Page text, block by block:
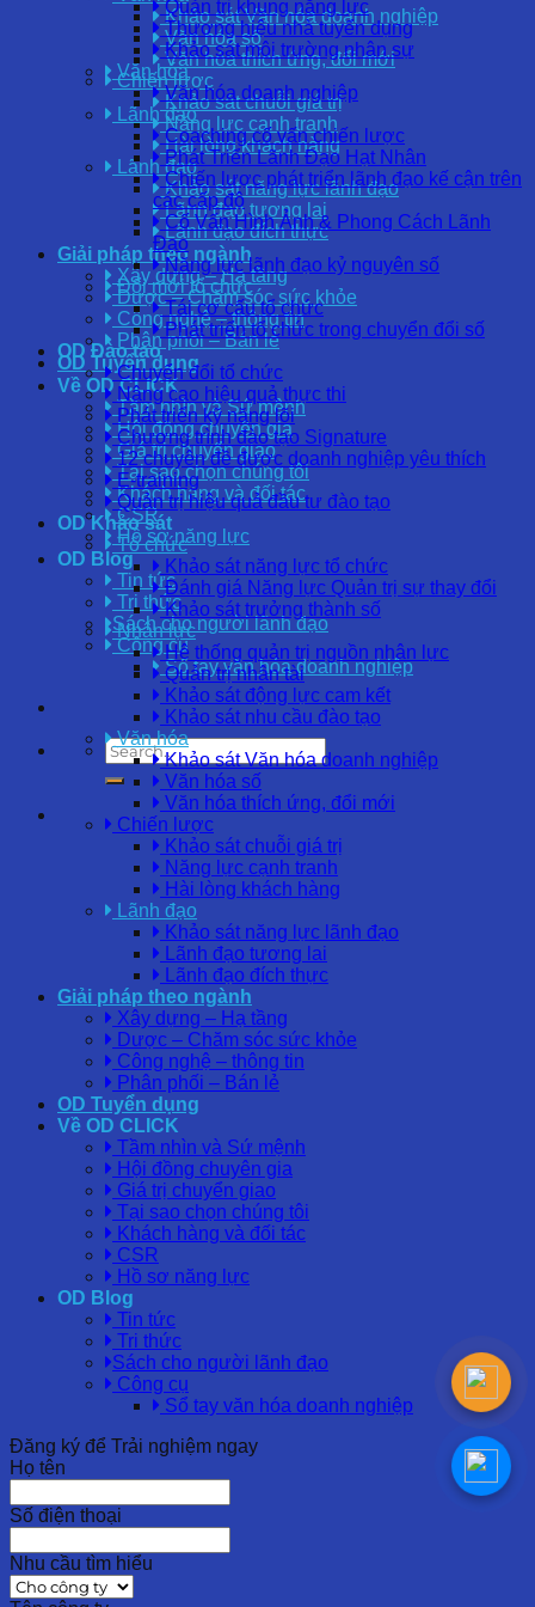
Khảo sát Văn hóa doanh nghiệp
Văn hóa số
Văn hóa thích ứng, đổi mới
Chiến lược
Khảo sát chuỗi giá trị
Năng lực cạnh tranh
Hài lòng khách hàng
Lãnh đạo
Khảo sát năng lực lãnh đạo
Lãnh đạo tương lai
Lãnh đạo đích thực
Giải pháp theo ngành
Xây dựng – Hạ tầng
Dược – Chăm sóc sức khỏe
Công nghệ – thông tin
Phân phối – Bán lẻ
OD Tuyển dụng
Về OD CLICK
Tầm nhìn và Sứ mệnh
Hội đồng chuyên gia
Giá trị chuyển giao
Tại sao chọn chúng tôi
Khách hàng và đối tác
CSR
Hồ sơ năng lực
OD Blog
Tin tức
Tri thức
Sách cho người lãnh đạo
Công cụ
Sổ tay văn hóa doanh nghiệp
Quản trị khung năng lực
Thương hiệu nhà tuyển dụng
Khảo sát môi trường nhân sự
Văn hóa
Văn hóa doanh nghiệp
Lãnh đạo
Coaching cố vấn chiến lược
Phát Triển Lãnh Đạo Hạt Nhân
Chiến lược phát triển lãnh đạo kế cận trên
các cấp độ
Cố Vấn Hình Ảnh & Phong Cách Lãnh
Đạo
Năng lực lãnh đạo kỷ nguyên số
Đổi mới tổ chức
Tái cơ cấu tổ chức
Phát triển tổ chức trong chuyển đổi số
OD Đào tạo
Chuyển đổi tổ chức
Nâng cao hiệu quả thực thi
Phát triển kỹ năng lõi
Chương trình đào tạo Signature
12 chuyên đề được doanh nghiệp yêu thích
E-training
Quản trị hiệu quả đầu tư đào tạo
OD Khảo sát
Tổ chức
Khảo sát năng lực tổ chức
Đánh giá Năng lực Quản trị sự thay đổi
Khảo sát trưởng thành số
Nhân lực
Hệ thống quản trị nguồn nhân lực
Quản trị nhân tài
Khảo sát động lực cam kết
Khảo sát nhu cầu đào tạo
Văn hóa
Khảo sát Văn hóa doanh nghiệp
Văn hóa số
Văn hóa thích ứng, đổi mới
Chiến lược
Khảo sát chuỗi giá trị
Năng lực cạnh tranh
Hài lòng khách hàng
Lãnh đạo
Khảo sát năng lực lãnh đạo
Lãnh đạo tương lai
Lãnh đạo đích thực
Giải pháp theo ngành
Xây dựng – Hạ tầng
Dược – Chăm sóc sức khỏe
Công nghệ – thông tin
Phân phối – Bán lẻ
OD Tuyển dụng
Về OD CLICK
Tầm nhìn và Sứ mệnh
Hội đồng chuyên gia
Giá trị chuyển giao
Tại sao chọn chúng tôi
Khách hàng và đối tác
CSR
Hồ sơ năng lực
OD Blog
Tin tức
Tri thức
Sách cho người lãnh đạo
Công cụ
Sổ tay văn hóa doanh nghiệp
Đăng ký để Trải nghiệm ngay
Họ tên
Số điện thoại
Nhu cầu tìm hiểu